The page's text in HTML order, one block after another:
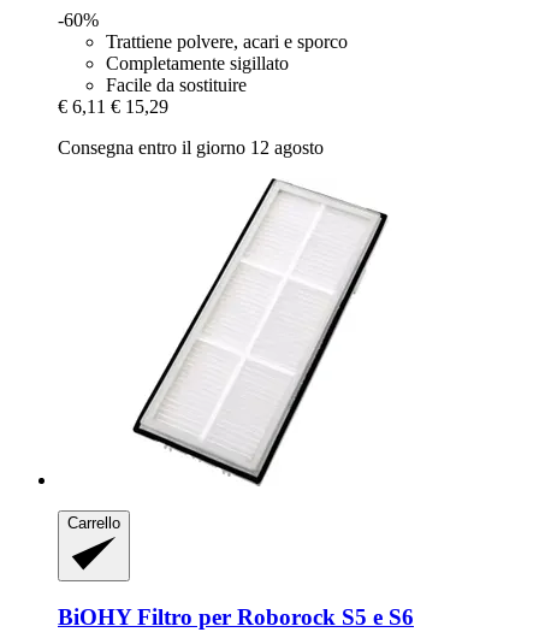
-60%
Trattiene polvere, acari e sporco
Completamente sigillato
Facile da sostituire
€ 6,11 € 15,29
Consegna entro il giorno 12 agosto
Carrello
BiOHYFiltro per Roborock S5 e S6